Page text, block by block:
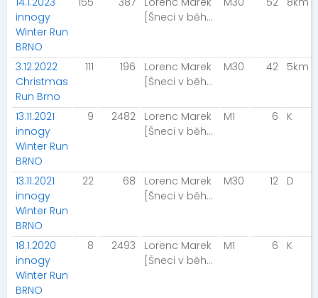
innogy
Winter Run
BRNO
[Šneci v běhu]
3.12.2022
Christmas
Run Brno
111 196
Lorenc Marek
[Šneci v běhu]
M30 42 5km
13.11.2021
innogy
Winter Run
BRNO
9 2482
Lorenc Marek
[Šneci v běhu]
M1 6 K
13.11.2021
innogy
Winter Run
BRNO
22 68
Lorenc Marek
[Šneci v běhu]
M30 12 D
18.1.2020
innogy
Winter Run
BRNO
8 2493
Lorenc Marek
[Šneci v běhu]
M1 6 K